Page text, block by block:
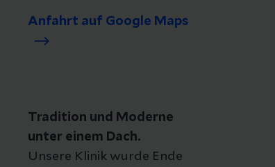
Anfahrt auf Google Maps
Tradition und Moderne
unter einem Dach.
Unsere Klinik wurde Ende